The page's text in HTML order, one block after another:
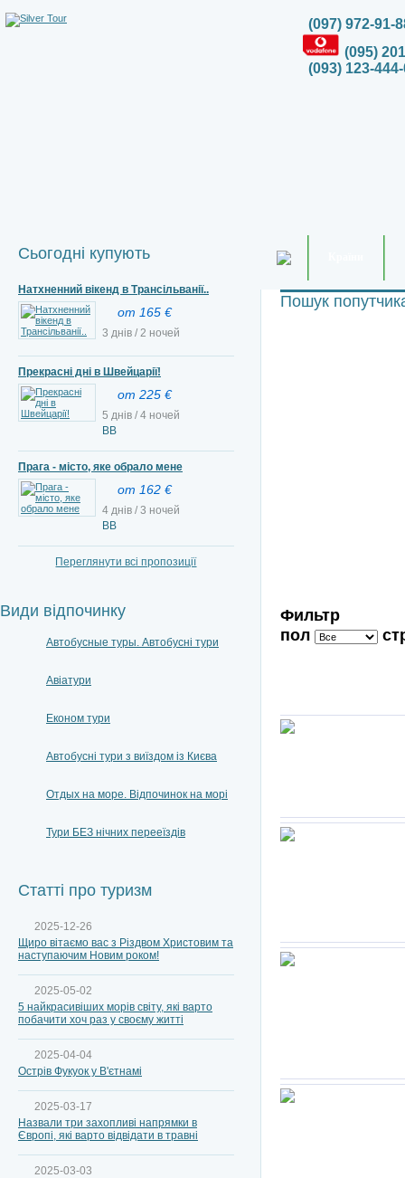
(097) 972-91-
(095)
(093) 123-
Пошук
Фильтр
пол
Сьогодні купують
Натхненний вікенд в Трансільванії..
от 165 €
3 днів / 2 ночей
Прекрасні дні в Швейцарії!
от 225 €
5 днів / 4 ночей
BB
Прага - місто, яке обрало мене
от 162 €
4 днів / 3 ночей
ВВ
Переглянути всі пропозиції
Види відпочинку
Автобусные туры. Автобусні тури
Авіатури
Економ тури
Автобусні тури з виїздом із Києва
Отдых на море. Відпочинок на морі
Тури БЕЗ нічних перееїздів
Статті про туризм
2025-12-26
Щиро вітаємо вас з Різдвом Христовим та
наступаючим Новим роком!
2025-05-02
5 найкрасивіших морів світу, які варто
побачити хоч раз у своєму житті
2025-04-04
Острів Фукуок у В'єтнамі
2025-03-17
Назвали три захопливі напрямки в
Європі, які варто відвідати в травні
2025-03-03